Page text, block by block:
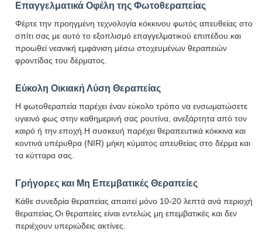
Επαγγελματικά Οφέλη της Φωτοθεραπείας
Φέρτε την προηγμένη τεχνολογία κόκκινου φωτός απευθείας στο
σπίτι σας με αυτό το εξοπλισμό επαγγελματικού επιπέδου.και
προωθεί νεανική εμφάνιση μέσω στοχευμένων θεραπειών
φροντίδας του δέρματος.
Εύκολη Οικιακή Λύση Θεραπείας
Η φωτοθεραπεία παρέχει έναν εύκολο τρόπο να ενσωματώσετε
υγιεινό φως στην καθημερινή σας ρουτίνα, ανεξάρτητα από τον
καιρό ή την εποχή.Η συσκευή παρέχει θεραπευτικά κόκκινα και
κοντινά υπέρυθρα (NIR) μήκη κύματος απευθείας στο δέρμα και
τα κύτταρα σας.
Γρήγορες και Μη Επεμβατικές Θεραπείες
Κάθε συνεδρία θεραπείας απαιτεί μόνο 10-20 λεπτά ανά περιοχή
θεραπείας.Οι θεραπείες είναι εντελώς μη επεμβατικές και δεν
περιέχουν υπεριώδεις ακτίνες.